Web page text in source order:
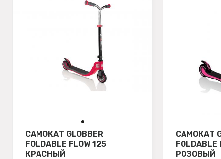
САМОКАТ GLOBBER
FOLDABLE FLOW 125
КРАСНЫЙ
САМОКАТ
РОЗОВЫЙ